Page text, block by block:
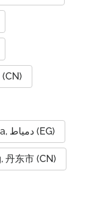
Damietta, دمياط (EG)
丹东市 (CN)